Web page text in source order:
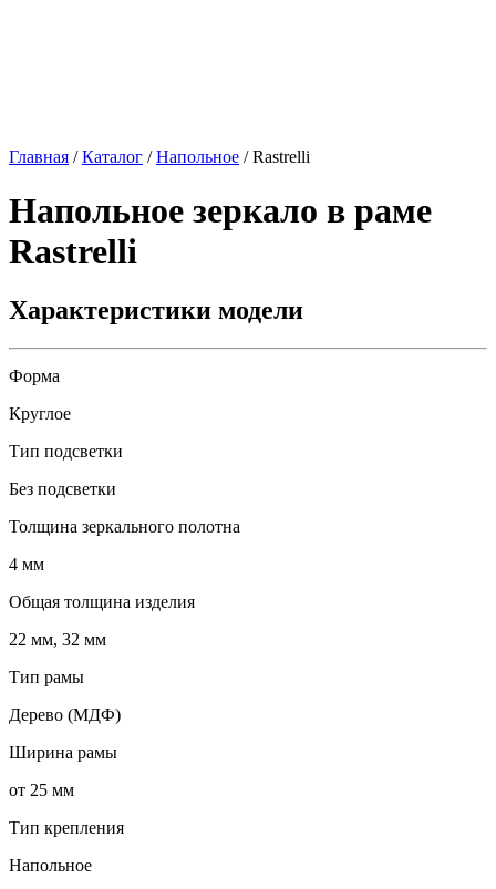
Главная /Каталог /Напольное /Rastrelli
Напольное зеркало в раме
Rastrelli
Характеристики модели
Форма
Круглое
Тип подсветки
Без подсветки
Толщина зеркального полотна
4 мм
Общая толщина изделия
22 мм, 32 мм
Тип рамы
Дерево (МДФ)
Ширина рамы
от 25 мм
Тип крепления
Напольное